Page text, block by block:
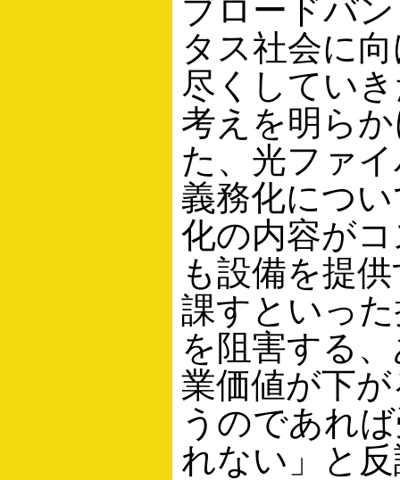
ブロードバ
タス社会に
尽くしてい
考えを明ら
た、光ファ
義務化につ
化の内容が
も設備を提
課すといっ
を阻害する
業価値が下
うのであれ
れない」と